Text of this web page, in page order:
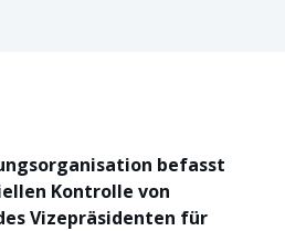
befasst
Kontrolle von
Vizepräsidenten für